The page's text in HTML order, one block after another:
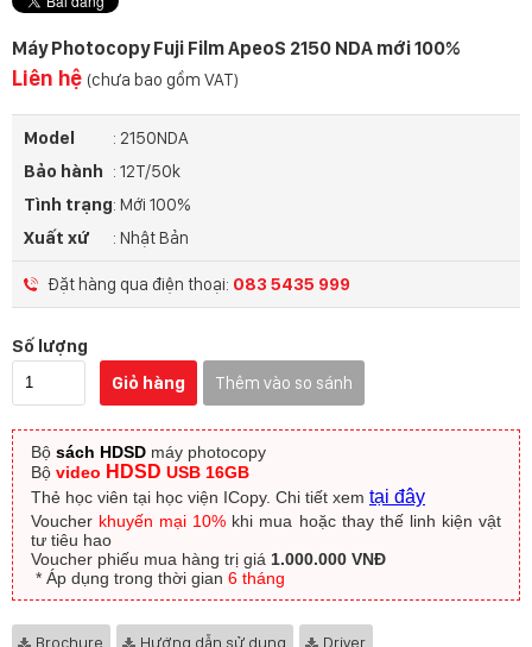
Máy Photocopy Fuji Film ApeoS 2150 NDA mới 100%
Liên hệ (chưa bao gồm VAT)
Model
: 2150NDA
Bảo hành : 12T/50k
Tình trạng: Mới 100%
Xuất xứ
: Nhật Bản
Đặt hàng qua điện thoại: 083 5435 999
Số lượng
Giỏ hàng
Thêm vào so sánh
Bộ sách HDSD máy photocopy
Bộ video HDSD USB 16GB
Thẻ học viên tại học viện ICopy. Chi tiết xem tại đây
Voucher khuyến mại 10% khi mua hoặc thay thế linh kiện vật
tư tiêu hao
Voucher phiếu mua hàng trị giá 1.000.000 VNĐ
​ * Áp dụng trong thời gian 6 tháng
Brochure Hướng dẫn sử dụng Driver